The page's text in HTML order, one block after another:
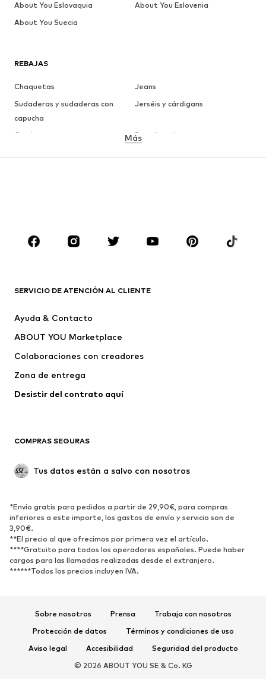
REBAJAS
Chaquetas
Jeans
Sudaderas y sudaderas con
capucha
Jerséis y cárdigans
Camisetas
Ropa interior
ROPA
Camisetas
Jeans
Pantalones
Ropa interior
Jerséis y cárdigans
Trajes y chaquetas
Ropa de baño
Nuevo
Tendencia
Zapatos bajos
Zapatos deportivos
Zapatos abiertos
DEPORTE
Ropa deportiva
Disciplinas deportivas
Complementos deportivos
COMPLEMENTOS
Más
SERVICIO DE ATENCIÓN AL CLIENTE
Ayuda & Contacto
ABOUT YOU Marketplace
Colaboraciones con creadores
Zona de entrega
Desistir del contrato aquí
COMPRAS SEGURAS
Tus datos están a salvo con nosotros
*Envío gratis para pedidos a partir de 29,90€, para compras
inferiores a este importe, los gastos de envío y servicio son de
3,90€.
**El precio al que ofrecimos por primera vez el artículo.
****Gratuito para todos los operadores españoles. Puede haber
cargos para las llamadas realizadas desde el extranjero.
******Todos los precios incluyen IVA.
Sobre nosotros Prensa
Trabaja con nosotros
Protección de datos
Términos y condiciones de uso
Aviso legal
Accesibilidad
Seguridad del producto
© 2026 ABOUT YOU SE & Co. KG
About You Eslovaquia
About You Eslovenia
About You Suecia